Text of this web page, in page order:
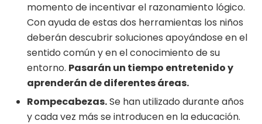
momento de incentivar el razonamiento lógico.
Con ayuda de estas dos herramientas los niños
deberán descubrir soluciones apoyándose en el
sentido común y en el conocimiento de su
entorno. Pasarán un tiempo entretenido y
aprenderán de diferentes áreas.
Rompecabezas.Se han utilizado durante años
y cada vez más se introducen en la educación.